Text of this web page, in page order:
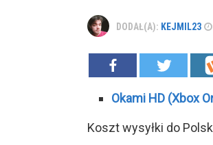
DODAŁ(A): KEJMIL23
Okami HD (Xbox
Koszt wysyłki do